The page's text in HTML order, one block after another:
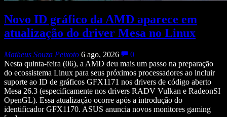
Novo ID gráfico da AMD aparece em
atualização do driver Mesa no Linux
Matheus Souza Peixoto 6 ago, 2026
0
Nesta quinta-feira (06), a AMD deu mais um passo na preparação
do ecossistema Linux para seus próximos processadores ao incluir
suporte ao ID de gráficos GFX1171 nos drivers de código aberto
Mesa 26.3 (especificamente nos drivers RADV Vulkan e RadeonSI
OpenGL). Essa atualização ocorre após a introdução do
identificador GFX1170. ASUS anuncia novos monitores gaming